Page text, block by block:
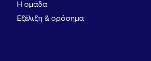
Η ομάδα
Εξέλιξη & ορόσημα